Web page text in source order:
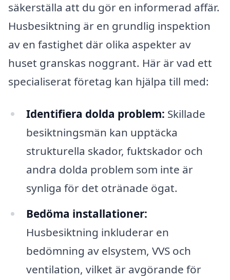
säkerställa att du gör en informerad affär.
Husbesiktning är en grundlig inspektion
av en fastighet där olika aspekter av
huset granskas noggrant. Här är vad ett
specialiserat företag kan hjälpa till med:
Identifiera dolda problem: Skillade
besiktningsmän kan upptäcka
strukturella skador, fuktskador och
andra dolda problem som inte är
synliga för det otränade ögat.
Bedöma installationer:
Husbesiktning inkluderar en
bedömning av elsystem, VVS och
ventilation, vilket är avgörande för